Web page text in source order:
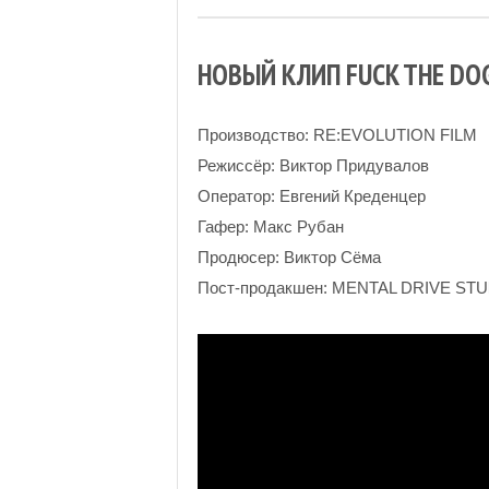
НОВЫЙ КЛИП FUCK THE
Производство: RE:EVOLUTION FILM
Режиссёр: Виктор Придувалов
Оператор: Евгений Креденцер
Гафер: Макс Рубан
Продюсер: Виктор Сёма
Пост-продакшен: MENTAL DRIVE